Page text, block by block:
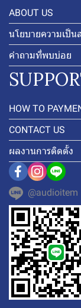
ABOUT US
นโยบายความเป็น
คำถามที่พบบ่อย
HOW TO
CONTACT US
ผลงานการติดตั้ง
@audioitem